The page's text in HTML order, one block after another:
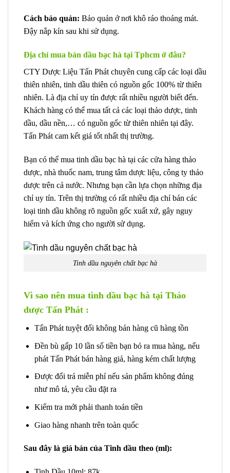
Cách bảo quản: Bảo quản ở nơi khô ráo thoáng mát.
Đậy nắp kín sau khi sử dụng.
Địa chỉ mua bán dầu bạc hà tại Tphcm ở đâu?
CTY Dược Liệu Tấn Phát chuyên cung cấp các loại dầu
thiên nhiên, tinh dầu thiên có nguồn gốc 100% từ thiên
nhiên. Là địa chỉ uy tín được rất nhiều người biết đến.
Khách hàng có thể mua tất cả các loại thảo dược, tinh
dầu, dầu nền,… có nguồn gốc từ thiên nhiên tại đây.
Tấn Phát cam kết giá tốt nhất thị trường.
Bạn có thể mua tinh dầu bạc hà tại các cửa hàng thảo
dược, nhà thuốc nam, trung tâm dược liệu, công ty thảo
dược trên cả nước. Nhưng bạn cần lựa chọn những địa
chỉ uy tín. Trên thị trường có rất nhiều địa chỉ bán các
loại tinh dầu không rõ nguồn gốc xuất xứ, gây nguy
hiểm và kích ứng cho người sử dụng.
Tinh dầu nguyên chất bạc hà
Vì sao nên mua tình dầu bạc hà tại Thảo
dược Tấn Phát :
Tấn Phát tuyệt đối không bán hàng cũ hàng tồn
Đền bù gấp 10 lần số tiền bạn bỏ ra mua hàng, nếu
phát Tấn Phát bán hàng giả, hàng kém chất lượng
Được đổi trả miễn phí nếu sản phẩm không đúng
như mô tả, yêu cầu đặt ra
Kiểm tra mới phải thanh toán tiền
Giao hàng nhanh trên toàn quốc
Sau đây là giá bán của Tinh dầu theo (ml):